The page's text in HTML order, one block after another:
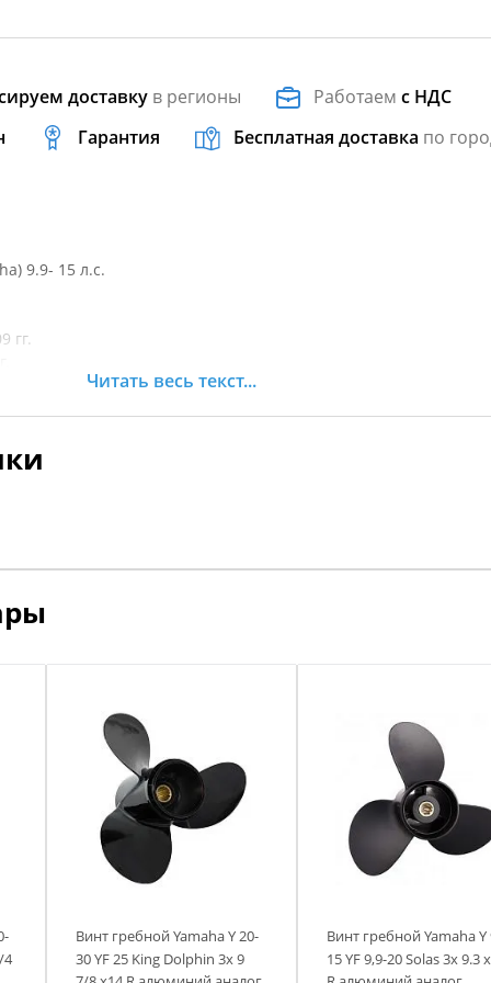
доставку в регионы Работаемс НДС
Гарантия Бесплатная доставка по
9.9- 15 л.с.
гг.
Читать весь текст...
4
Винт гребной Yamaha Y 20-
30 YF 25 King Dolphin 3х 9
Винт гребной Yamaha Y
15 YF 9,9-20 Solas 3х 9.3